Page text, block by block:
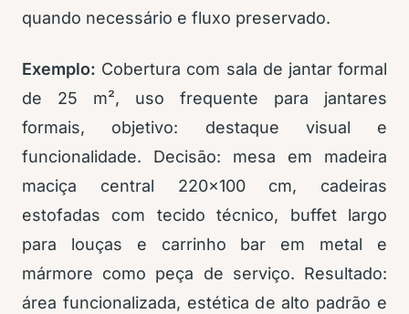
quando necessário e fluxo preservado.
Exemplo: Cobertura com sala de jantar formal
de 25 m², uso frequente para jantares
formais, objetivo: destaque visual e
funcionalidade. Decisão: mesa em madeira
maciça central 220×100 cm, cadeiras
estofadas com tecido técnico, buffet largo
para louças e carrinho bar em metal e
mármore como peça de serviço. Resultado:
área funcionalizada, estética de alto padrão e